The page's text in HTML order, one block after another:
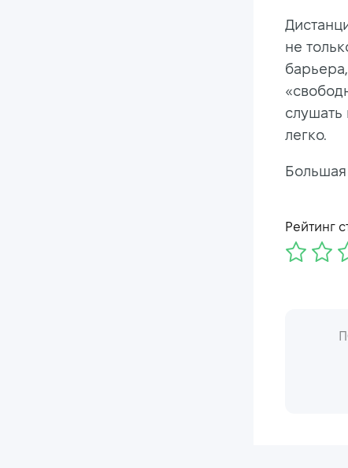
не
слушать
легко.
Рейтинг